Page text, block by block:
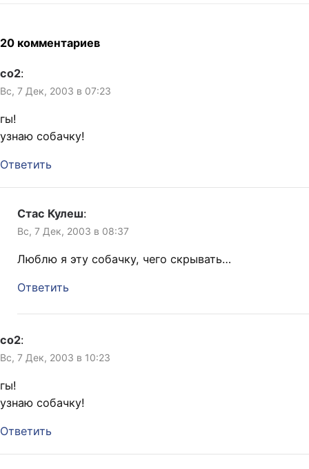
вид, вкус и запах.
Последующему приятному
времяпрепровожению
способствовал
агрессивный господин
близнецы Эфералганы.…
20 комментариев
co2:
Вс, 7 Дек, 2003 в 07:23
гы!
узнаю собачку!
Ответить
Стас Кулеш:
Вс, 7 Дек, 2003 в 08:37
Люблю я эту собачку, чего скрывать…
Ответить
co2:
Вс, 7 Дек, 2003 в 10:23
гы!
узнаю собачку!
Ответить